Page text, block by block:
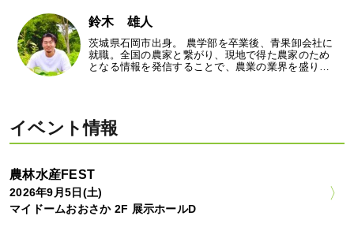
鈴木 雄人
茨城県石岡市出身。 農学部を卒業後、青果卸会社に
就職。全国の農家と繋がり、現地で得た農家のため
となる情報を発信することで、農業の業界を盛り…
イベント情報
農林水産FEST
2026年9月5日(土)
マイドームおおさか 2F 展示ホールD